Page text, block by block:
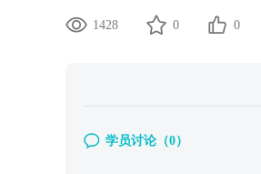
1428 0 0
学员讨论（0）